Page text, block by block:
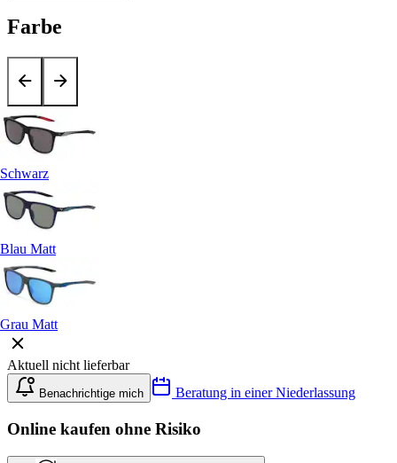
Farbe
Schwarz
Blau Matt
Grau Matt
Aktuell nicht lieferbar
Benachrichtige mich Beratung in einer Niederlassung
Online kaufen ohne Risiko